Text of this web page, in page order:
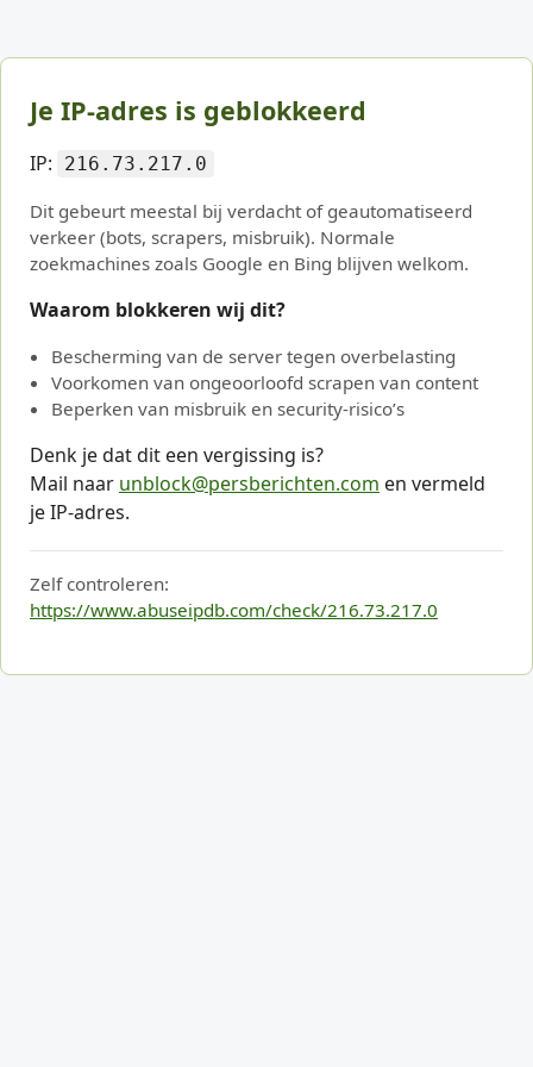
Je IP-adres is geblokkeerd
IP: 216.73.217.0
Dit gebeurt meestal bij verdacht of geautomatiseerd
verkeer (bots, scrapers, misbruik). Normale
zoekmachines zoals Google en Bing blijven welkom.
Waarom blokkeren wij dit?
Bescherming van de server tegen overbelasting
Voorkomen van ongeoorloofd scrapen van content
Beperken van misbruik en security-risico’s
Denk je dat dit een vergissing is?
Mail naar unblock@persberichten.com en vermeld
je IP-adres.
Zelf controleren:
https://www.abuseipdb.com/check/216.73.217.0